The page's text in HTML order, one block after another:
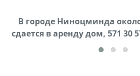
В городе Ниноцминда
cдается в аренду дом, 571 30
Продается машина марки
57Whatsap/